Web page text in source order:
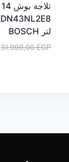
لتر BOSCH
31.999,00EGP